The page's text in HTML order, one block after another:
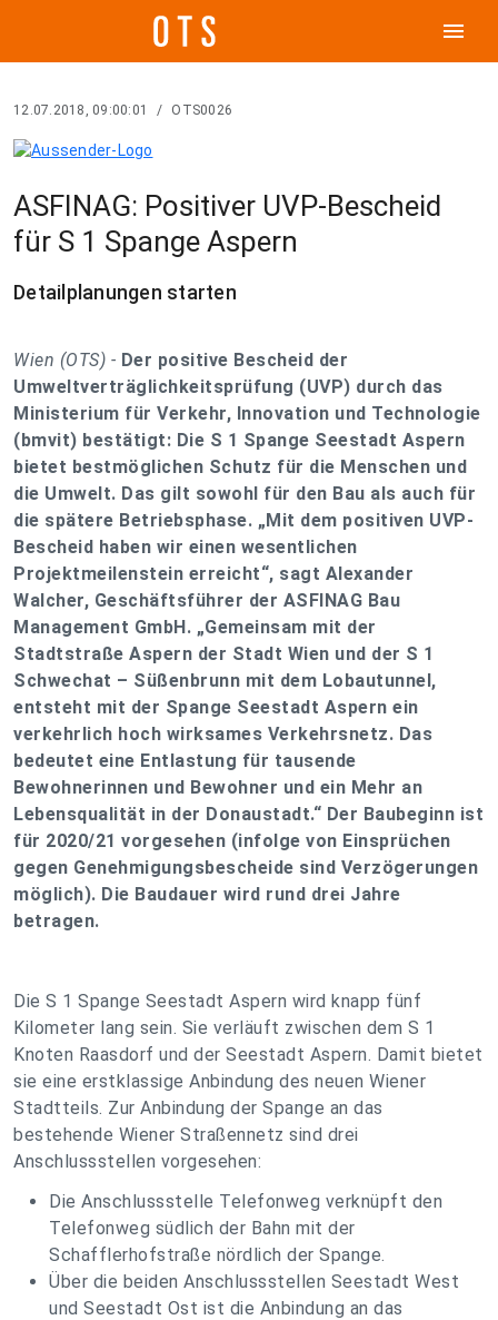
menu
12.07.2018, 09:00:01 / OTS0026
ASFINAG: Positiver UVP-Bescheid
für S 1 Spange Aspern
Detailplanungen starten
Wien (OTS) - Der positive Bescheid der
Umweltverträglichkeitsprüfung (UVP) durch das
Ministerium für Verkehr, Innovation und Technologie
(bmvit) bestätigt: Die S 1 Spange Seestadt Aspern
bietet bestmöglichen Schutz für die Menschen und
die Umwelt. Das gilt sowohl für den Bau als auch für
die spätere Betriebsphase. „Mit dem positiven UVP-
Bescheid haben wir einen wesentlichen
Projektmeilenstein erreicht“, sagt Alexander
Walcher, Geschäftsführer der ASFINAG Bau
Management GmbH. „Gemeinsam mit der
Stadtstraße Aspern der Stadt Wien und der S 1
Schwechat – Süßenbrunn mit dem Lobautunnel,
entsteht mit der Spange Seestadt Aspern ein
verkehrlich hoch wirksames Verkehrsnetz. Das
bedeutet eine Entlastung für tausende
Bewohnerinnen und Bewohner und ein Mehr an
Lebensqualität in der Donaustadt.“ Der Baubeginn ist
für 2020/21 vorgesehen (infolge von Einsprüchen
gegen Genehmigungsbescheide sind Verzögerungen
möglich). Die Baudauer wird rund drei Jahre
betragen.
Die S 1 Spange Seestadt Aspern wird knapp fünf
Kilometer lang sein. Sie verläuft zwischen dem S 1
Knoten Raasdorf und der Seestadt Aspern. Damit bietet
sie eine erstklassige Anbindung des neuen Wiener
Stadtteils. Zur Anbindung der Spange an das
bestehende Wiener Straßennetz sind drei
Anschlussstellen vorgesehen:
Die Anschlussstelle Telefonweg verknüpft den
Telefonweg südlich der Bahn mit der
Schafflerhofstraße nördlich der Spange.
Über die beiden Anschlussstellen Seestadt West
und Seestadt Ost ist die Anbindung an das